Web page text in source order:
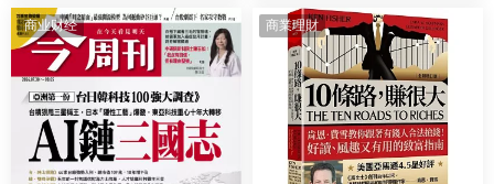
商业财经 商業理財